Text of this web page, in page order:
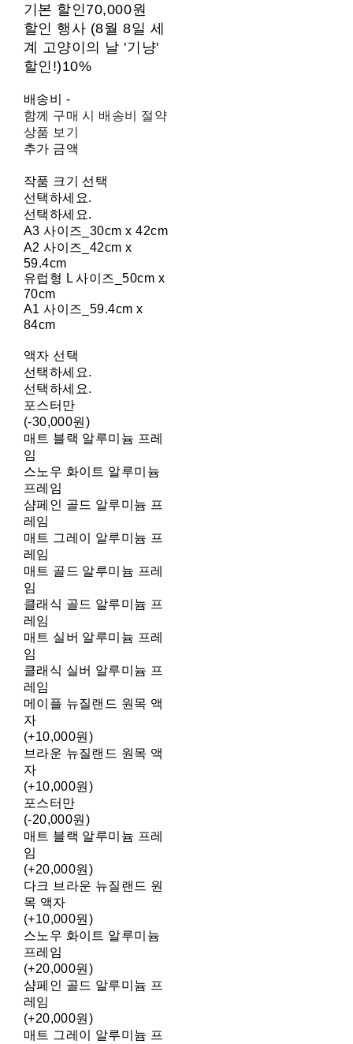
기본 할인70,000원
할인 행사 (8월 8일 세
계 고양이의 날 '기냥'
할인!)10%
배송비 -
함께 구매 시 배송비 절약
상품 보기
추가 금액
작품 크기 선택
선택하세요.
선택하세요.
A3 사이즈_30cm x 42cm
A2 사이즈_42cm x
59.4cm
유럽형 L 사이즈_50cm x
70cm
A1 사이즈_59.4cm x
84cm
액자 선택
선택하세요.
선택하세요.
포스터만
(-30,000원)
매트 블랙 알루미늄 프레
임
스노우 화이트 알루미늄
프레임
샴페인 골드 알루미늄 프
레임
매트 그레이 알루미늄 프
레임
매트 골드 알루미늄 프레
임
클래식 골드 알루미늄 프
레임
매트 실버 알루미늄 프레
임
클래식 실버 알루미늄 프
레임
메이플 뉴질랜드 원목 액
자
(+10,000원)
브라운 뉴질랜드 원목 액
자
(+10,000원)
포스터만
(-20,000원)
매트 블랙 알루미늄 프레
임
(+20,000원)
다크 브라운 뉴질랜드 원
목 액자
(+10,000원)
스노우 화이트 알루미늄
프레임
(+20,000원)
샴페인 골드 알루미늄 프
레임
(+20,000원)
매트 그레이 알루미늄 프